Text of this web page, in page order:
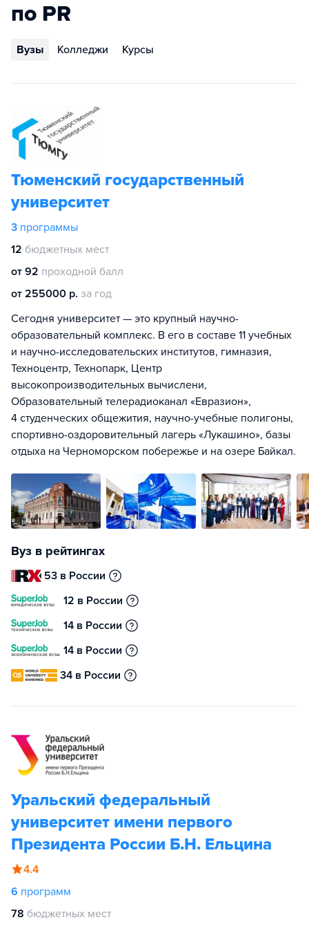
по PR
Вузы Колледжи Курсы
Тюменский государственный
университет
3 программы
12 бюджетных мест
от 92 проходной балл
от 255000 р. за год
Сегодня университет — это крупный научно-
образовательный комплекс. В его в составе 11 учебных
и научно-исследовательских институтов, гимназия,
Техноцентр, Технопарк, Центр
высокопроизводительных вычислени,
Образовательный телерадиоканал «Евразион»,
4 студенческих общежития, научно-учебные полигоны,
спортивно-оздоровительный лагерь «Лукашино», базы
отдыха на Черноморском побережье и на озере Байкал.
Вуз в рейтингах
53 в России
12 в России
14 в России
14 в России
34 в России
Уральский федеральный
университет имени первого
Президента России Б.Н. Ельцина
4.4
6 программ
78 бюджетных мест